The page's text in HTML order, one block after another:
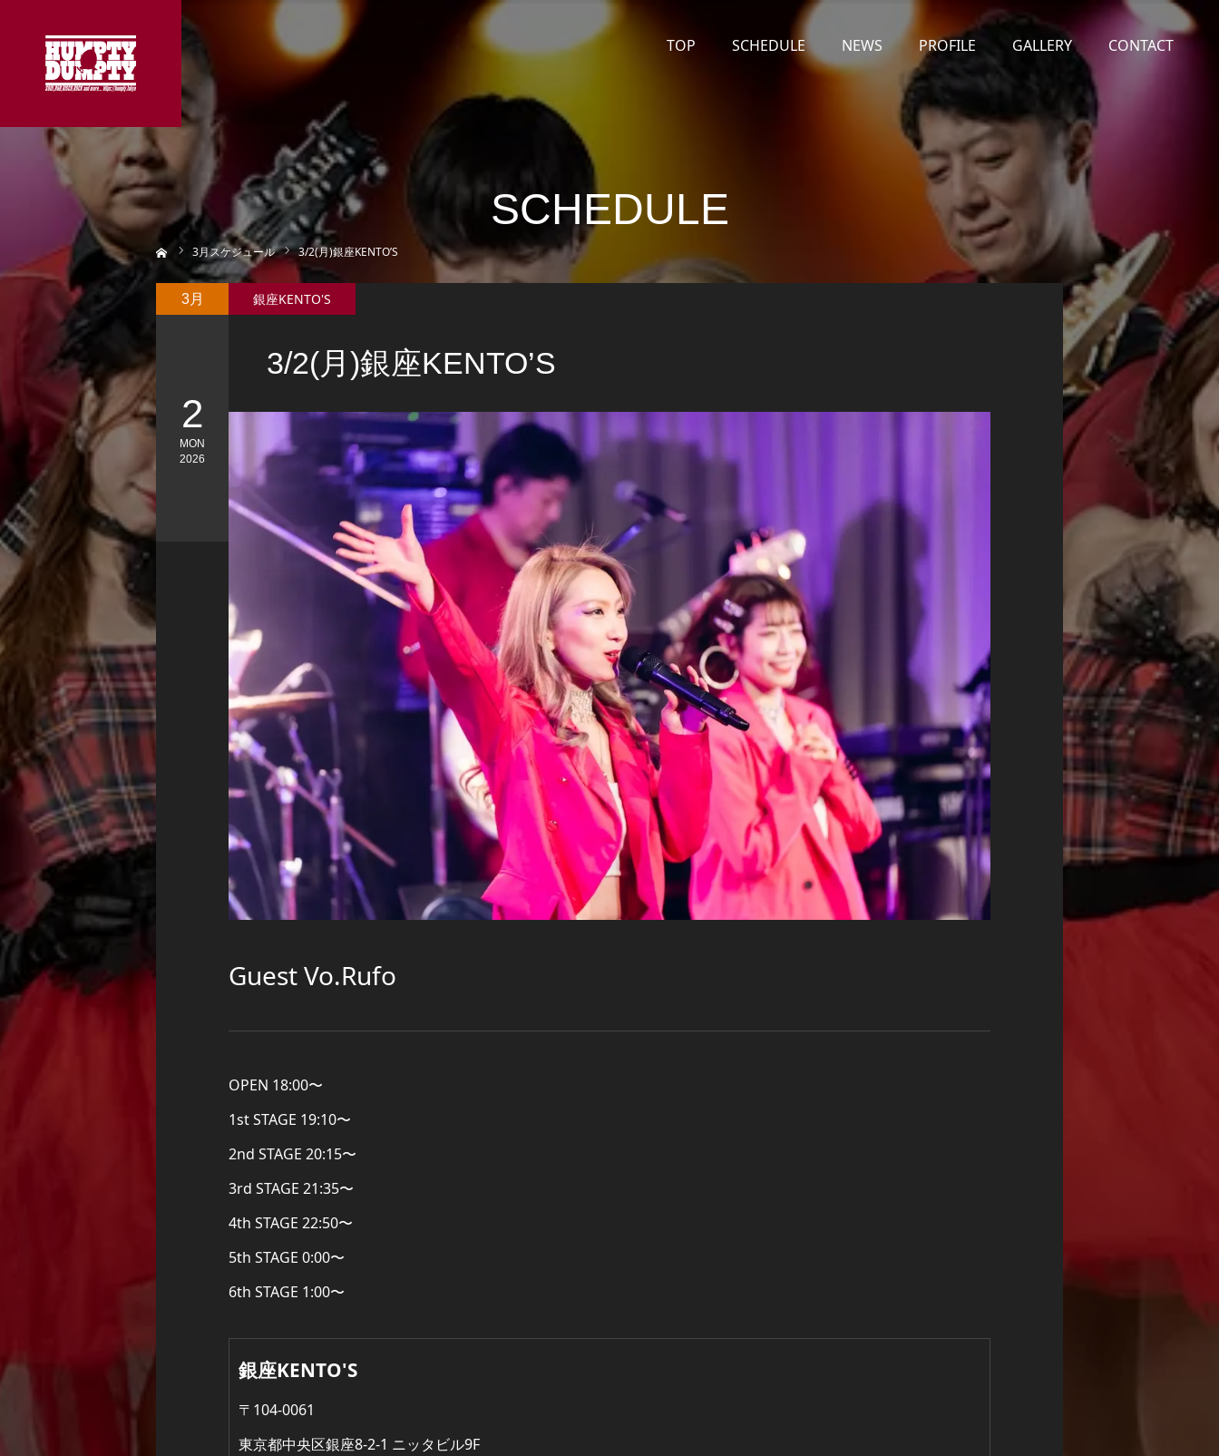
TOP SCHEDULE NEWS PROFILE GALLERY CONTACT
SCHEDULE
ホーム 3月スケジュール 3/2(月)銀座KENTO’S
3/2(月)銀座KENTO’S
3月
2
MON
2026
銀座KENTO'S
Guest Vo.Rufo
OPEN 18:00〜
1st STAGE 19:10〜
2nd STAGE 20:15〜
3rd STAGE 21:35〜
4th STAGE 22:50〜
5th STAGE 0:00〜
6th STAGE 1:00〜
銀座KENTO'S
〒104-0061
東京都中央区銀座8-2-1 ニッタビル9F